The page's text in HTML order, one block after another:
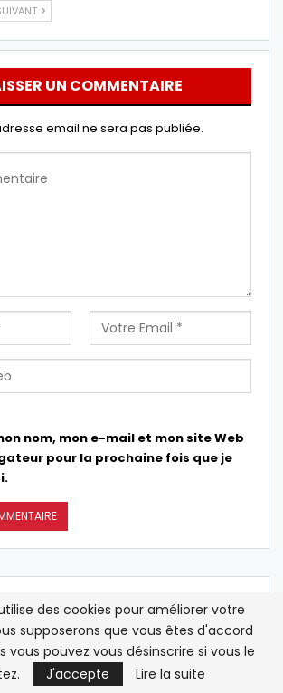
UN COMMENTAIRE
email ne sera pas publiée.
nom, mon e-mail et mon site Web
pour la prochaine fois que je
EN DIRECT
américain confirme Todd
au poste de procureur
des cookies pour améliorer votre
supposerons que vous êtes d'accord
vous pouvez vous désinscrire si vous le
J'accepte Lire la suite